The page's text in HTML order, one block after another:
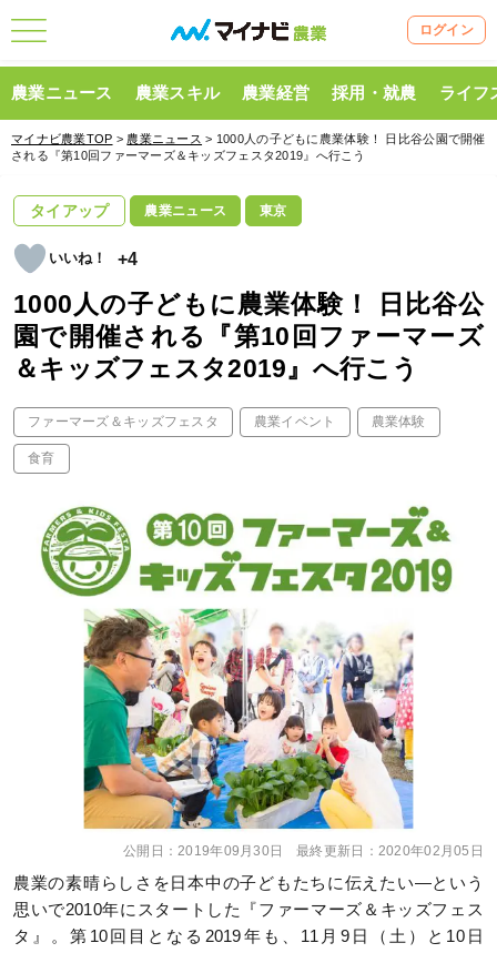
ログイン
農業ニュース 農業スキル 農業経営 採用・就農 ライフ
マイナビ農業TOP > 農業ニュース > 1000人の子どもに農業体験！ 日比谷公園で開催
される『第10回ファーマーズ＆キッズフェスタ2019』へ行こう
タイアップ 農業ニュース 東京
+4
1000人の子どもに農業体験！ 日比谷公
園で開催される『第10回ファーマーズ
＆キッズフェスタ2019』へ行こう
ファーマーズ＆キッズフェスタ 農業イベント 農業体験
食育
公開日：2019年09月30日 最終更新日： 2020年02月05日
農業の素晴らしさを日本中の子どもたちに伝えたい―という
思いで2010年にスタートした『ファーマーズ＆キッズフェス
タ』。第10回目となる2019年も、11月9日（土）と10日